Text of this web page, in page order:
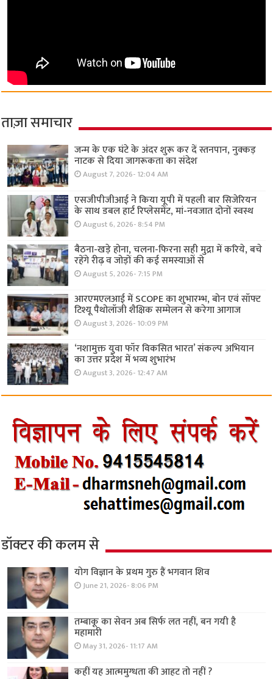
ताज़ा समाचार
जन्म के एक घंटे के अंदर शुरू कर दें स्तनपान, नुक्कड़
नाटक से दिया जागरूकता का संदेश
August 7, 2026- 12:04 AM
एसजीपीजीआई ने किया यूपी में पहली बार सिजेरियन
के साथ डबल हार्ट रिप्लेसमेंट, मां-नवजात दोनों स्वस्थ
August 6, 2026- 8:54 PM
बैठना-खड़े होना, चलना-फिरना सही मुद्रा में करिये, बचे
रहेंगे रीढ़ व जोड़ों की कई समस्याओं से
August 5, 2026- 7:15 PM
आरएमएलआई में SCOPE का शुभारम्भ, बोन एवं सॉफ्ट
टिश्यू पैथोलॉजी शैक्षिक सम्मेलन से करेगा आगाज
August 3, 2026- 10:09 PM
‘नशामुक्त युवा फॉर विकसित भारत’ संकल्प अभियान
का उत्तर प्रदेश में भव्य शुभारंभ
August 3, 2026- 12:47 AM
डॉक्टर की कलम से
योग विज्ञान के प्रथम गुरु हैं भगवान शिव
June 21, 2026- 8:06 PM
तम्बाकू का सेवन अब सिर्फ लत नहीं, बन गयी है
महामारी
May 31, 2026- 11:17 AM
कहीं यह आत्ममुग्धता की आहट तो नहीं ?